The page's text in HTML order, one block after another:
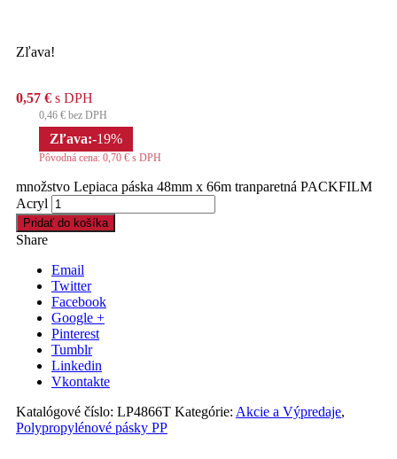
Zľava!
0,57 € s DPH
0,46 € bez DPH
Zľava:-19%
Pôvodná cena: 0,70 € s DPH
množstvo Lepiaca páska 48mm x 66m tranparetná PACKFILM
Acryl
Pridať do košíka
Share
Email
Twitter
Facebook
Google +
Pinterest
Tumblr
Linkedin
Vkontakte
Katalógové číslo: LP4866T Kategórie: Akcie a Výpredaje,
Polypropylénové pásky PP